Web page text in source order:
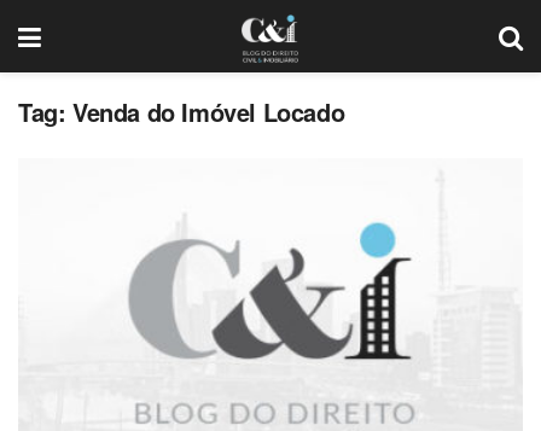
Tag: Venda do Imóvel Locado